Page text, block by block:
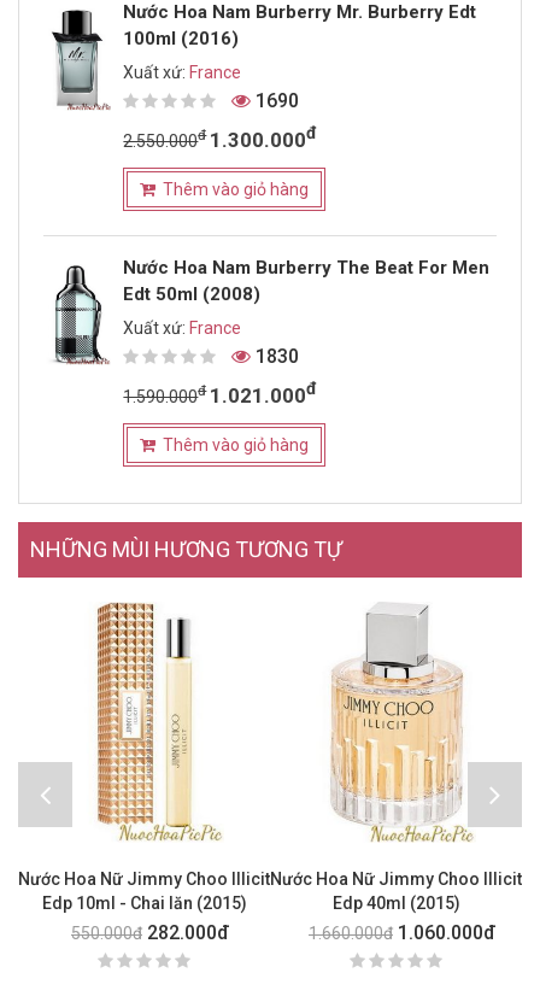
Nước Hoa Nam Burberry Mr. Burberry Edt
100ml (2016)
Xuất xứ: France
1690
2.550.000đ 1.300.000đ
Thêm vào giỏ hàng
Nước Hoa Nam Burberry The Beat For Men
Edt 50ml (2008)
Xuất xứ: France
1830
1.590.000đ 1.021.000đ
Thêm vào giỏ hàng
NHỮNG MÙI HƯƠNG TƯƠNG TỰ
Nước Hoa Nữ Jimmy Choo Illicit
Edp 10ml - Chai lăn (2015)
550.000đ 282.000đ
Nước Hoa Nữ Jimmy Choo Illicit
Edp 40ml (2015)
1.660.000đ 1.060.000đ